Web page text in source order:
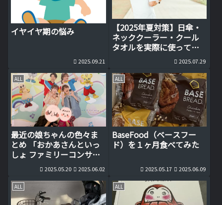
イヤイヤ期の悩み
2025.09.21
【2025年夏対策】日傘・
ネッククーラー・クール
タオルを実際に使って分
かった本当に効く暑さ対
2025.07.29
ALL
最近の娘ちゃんの色々ま
とめ 「おかあさんといっ
しょ ファミリーコンサー
ト」は実は親向け？
2025.05.20 2025.06.02
ALL
BaseFood（ベースフー
ド）を１ヶ月食べてみた
2025.05.17 2025.06.09
ALL ALL